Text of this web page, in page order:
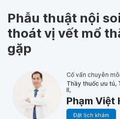
Phẫu thuật nội
thoát vị vết mổ
gặp
Cố vấn chuyên
Thầy thuốc ưu tú,
II,
Phạm Việt
Đặt lịch khám